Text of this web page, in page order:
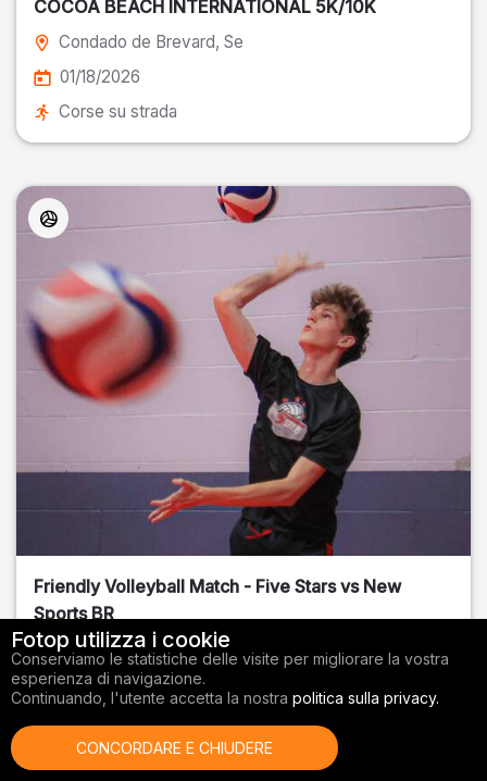
COCOA BEACH INTERNATIONAL 5K/10K
Condado de Brevard, Se
01/18/2026
Corse su strada
Friendly Volleyball Match - Five Stars vs New
Sports BR
Orange County, FL
01/14/2026
Fotop utilizza i cookie
Conserviamo le statistiche delle visite per migliorare la vostra
esperienza di navigazione.
Continuando, l'utente accetta la nostra politica sulla privacy.
CONCORDARE E CHIUDERE